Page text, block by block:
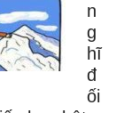
n
g
hĩ
đ
ối